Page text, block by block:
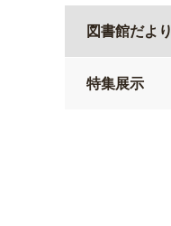
図書館だより
特集展示